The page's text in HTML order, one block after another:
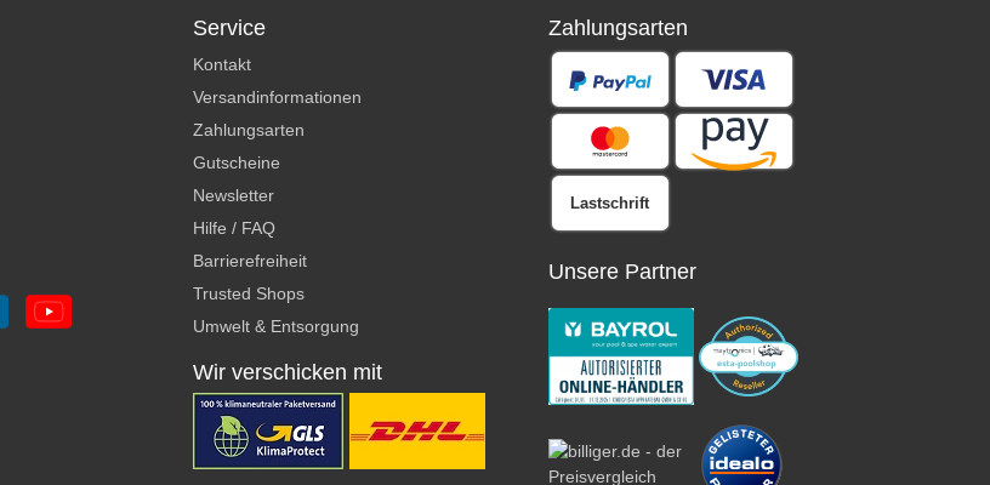
Service
Kontakt
Versandinformationen
Zahlungsarten
Gutscheine
Newsletter
Hilfe / FAQ
Barrierefreiheit
Trusted Shops
Umwelt & Entsorgung
Wir verschicken mit
Zahlungsarten
Lastschrift
Unsere Partner